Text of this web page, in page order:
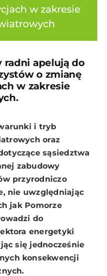
w zakresie
radni apelują do
o zmianę
w zakresie
i tryb
oraz
sąsiedztwa
zabudowy
przyrodniczo
nie uwzględniając
jak Pomorze
do
energetyki
się jednocześnie
konsekwencji